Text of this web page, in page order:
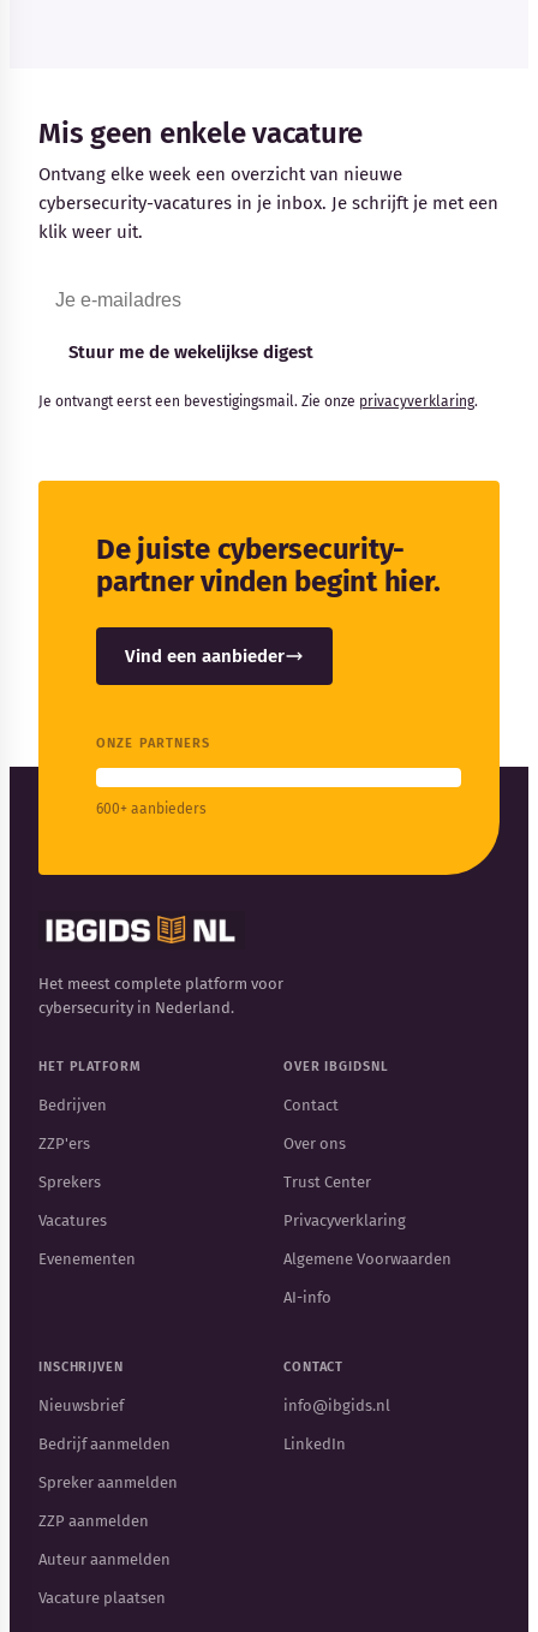
Mis geen enkele vacature
Ontvang elke week een overzicht van nieuwe
cybersecurity-vacatures in je inbox. Je schrijft je met een
klik weer uit.
Stuur me de wekelijkse digest
Je ontvangt eerst een bevestigingsmail. Zie onze privacyverklaring.
De juiste cybersecurity-
partner vinden begint hier.
Vind een aanbieder
ONZE PARTNERS
600+ aanbieders
Het meest complete platform voor
cybersecurity in Nederland.
HET PLATFORM
Bedrijven
ZZP'ers
Sprekers
Vacatures
Evenementen
OVER IBGIDSNL
Contact
Over ons
Trust Center
Privacyverklaring
Algemene Voorwaarden
AI-info
INSCHRIJVEN
Nieuwsbrief
Bedrijf aanmelden
Spreker aanmelden
ZZP aanmelden
Auteur aanmelden
Vacature plaatsen
CONTACT
info@ibgids.nl
LinkedIn